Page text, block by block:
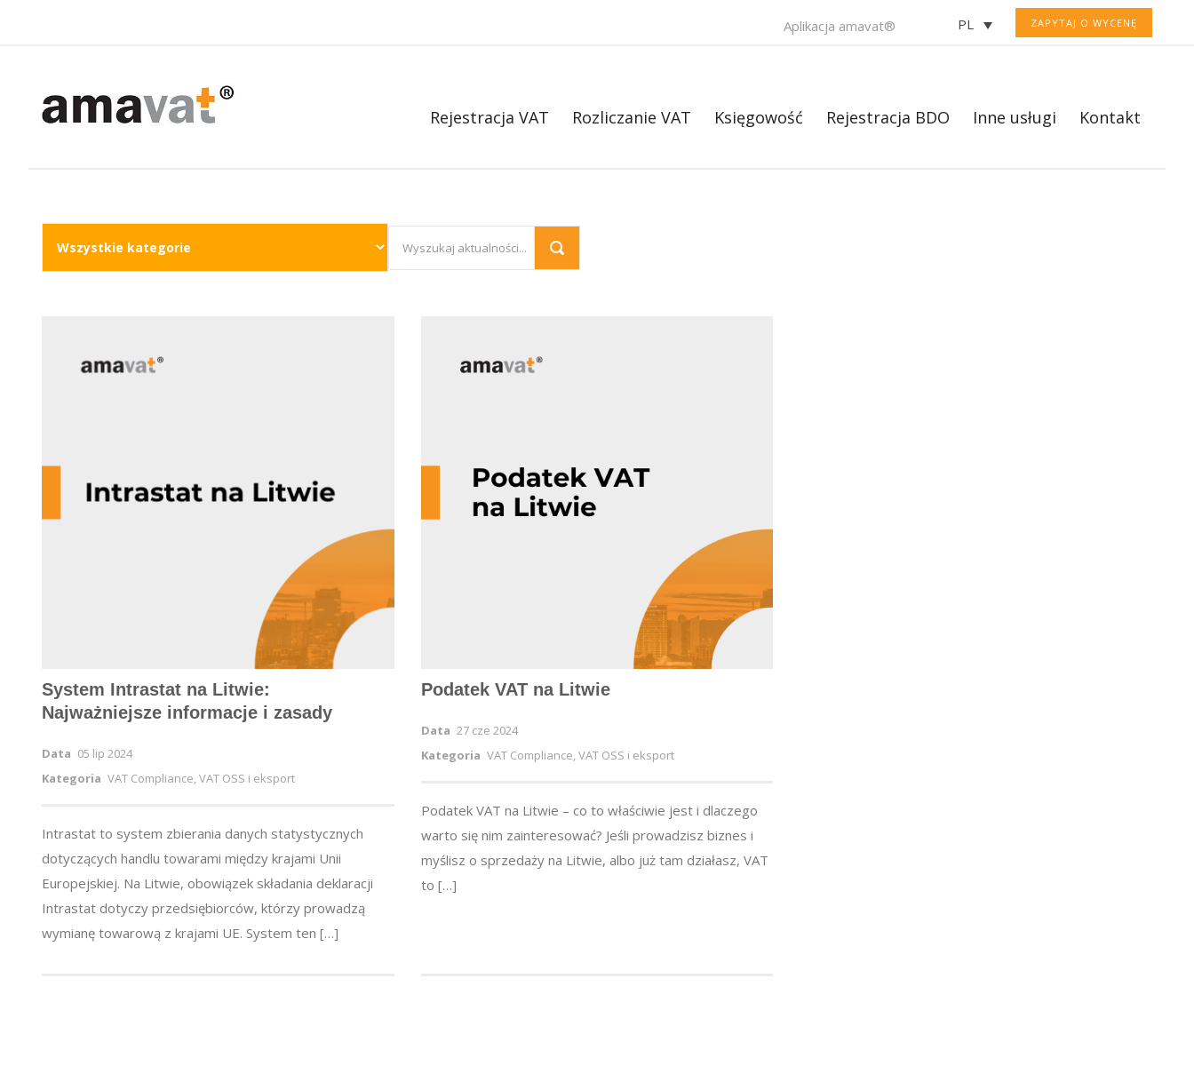
ZAPYTAJ O WYCENĘ
PL
Aplikacja amavat®
Rejestracja VAT Rozliczanie VAT Księgowość Rejestracja BDO Inne usługi Kontakt
System Intrastat na Litwie:
Najważniejsze informacje i zasady
Data 05 lip 2024
Kategoria VAT Compliance, VAT OSS i eksport
Intrastat to system zbierania danych statystycznych
dotyczących handlu towarami między krajami Unii
Europejskiej. Na Litwie, obowiązek składania deklaracji
Intrastat dotyczy przedsiębiorców, którzy prowadzą
wymianę towarową z krajami UE. System ten […]
Podatek VAT na Litwie
Data 27 cze 2024
Kategoria VAT Compliance, VAT OSS i eksport
Podatek VAT na Litwie – co to właściwie jest i dlaczego
warto się nim zainteresować? Jeśli prowadzisz biznes i
myślisz o sprzedaży na Litwie, albo już tam działasz, VAT
to […]